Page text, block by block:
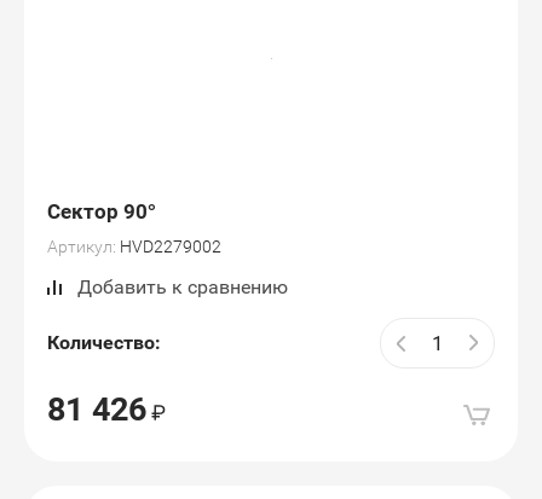
Сектор 90°
Артикул: HVD2279002
Добавить к сравнению
Количество:
81 426